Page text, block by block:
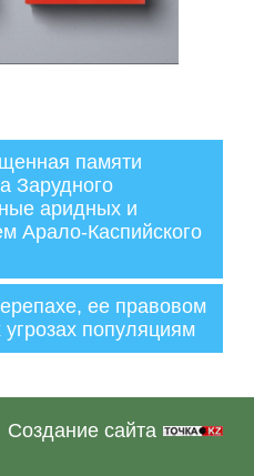
памяти
Зарудного
аридных и
Арало-Каспийского
ее правовом
популяциям
Создание сайта